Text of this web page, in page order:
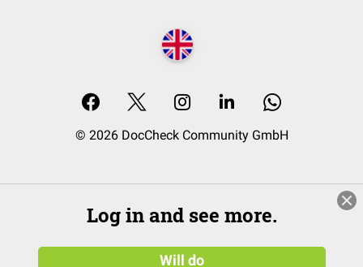
© 2026 DocCheck Community GmbH
Log in and see more.
Will do